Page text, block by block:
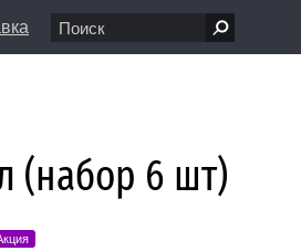
(набор 6 шт)